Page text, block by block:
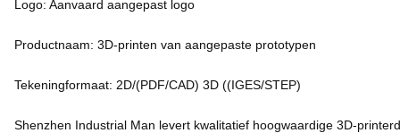
Logo: Aanvaard aangepast logo
Productnaam: 3D-printen van aangepaste prototypen
Tekeningformaat: 2D/(PDF/CAD) 3D ((IGES/STEP)
Shenzhen Industrial Man levert kwalitatief hoogwaardige 3D-